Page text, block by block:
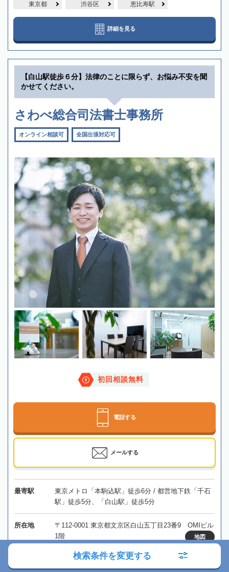
東京都 渋谷区 恵比寿駅
詳細を見る
【白山駅徒歩６分】法律のことに限らず、お悩み不安を聞
かせてください。
さわべ総合司法書士事務所
オンライン相談可 全国出張対応可
初回相談無料
電話する
メールする
最寄駅
東京メトロ「本駒込駅」徒歩6分 / 都営地下鉄「千石
駅」徒歩5分、「白山駅」徒歩5分
所在地
〒112-0001 東京都文京区白山五丁目23番9 OMIビル
1階
地図
東京、埼玉、神奈川、千葉
検索条件を変更する